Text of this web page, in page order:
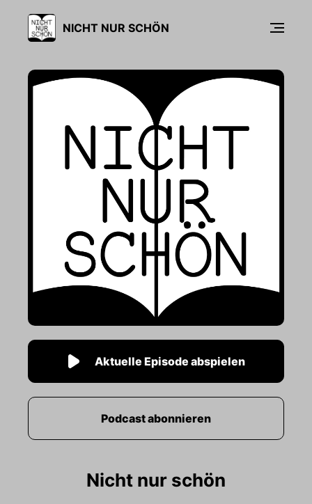
NICHT NUR SCHÖN
Nicht nur schön
Aktuelle Episode abspielen
Podcast abonnieren